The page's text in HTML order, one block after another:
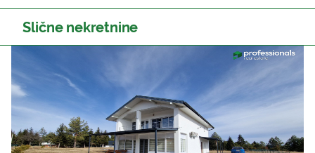
Slične nekretnine